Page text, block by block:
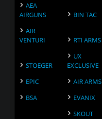
AEA
AIRGUNS
BIN TAC
AIR
VENTURI
RTI ARMS
STOEGER
UX
EXCLUSIVE
EPIC
AIR ARMS
BSA
EVANIX
SKOUT